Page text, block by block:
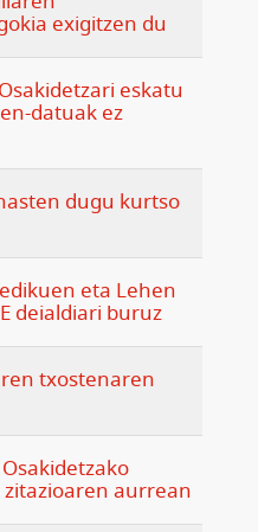
exigitzen du
eskatu
datuak ez
dugu kurtso
eta Lehen
deialdiari buruz
txostenaren
aurrean